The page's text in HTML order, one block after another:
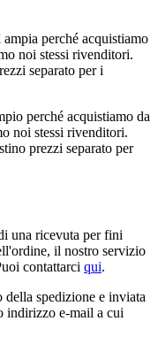
perché acquistiamo
noi stessi rivenditori.
separato per i
perché acquistiamo da
noi stessi rivenditori.
prezzi separato per
una ricevuta per fini
il nostro servizio
contattarci qui.
della spedizione e inviata
indirizzo e-mail a cui